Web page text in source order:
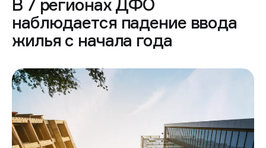
В 7 регионах ДФО
наблюдается падение ввода
жилья с начала года